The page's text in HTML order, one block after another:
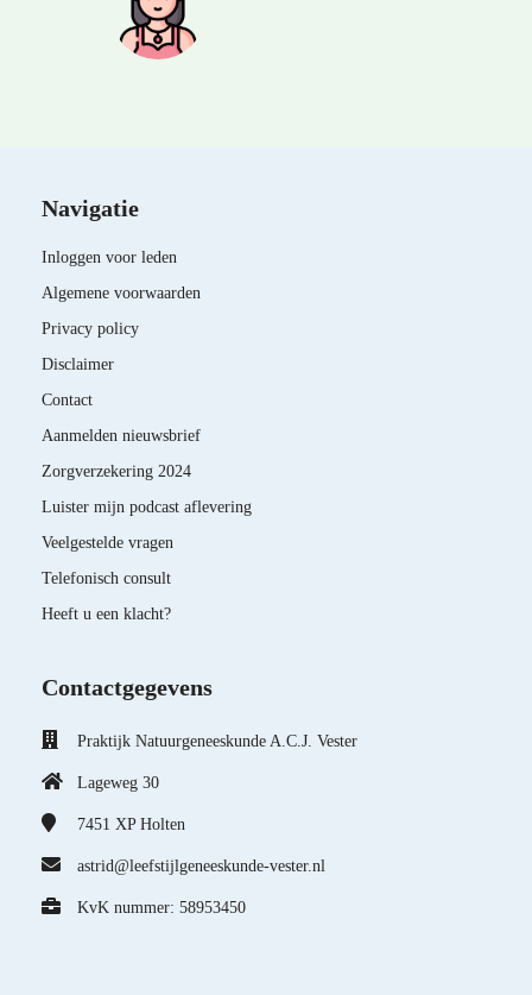
Navigatie
Inloggen voor leden
Algemene voorwaarden
Privacy policy
Disclaimer
Contact
Aanmelden nieuwsbrief
Zorgverzekering 2024
Luister mijn podcast aflevering
Veelgestelde vragen
Telefonisch consult
Heeft u een klacht?
Contactgegevens
Praktijk Natuurgeneeskunde A.C.J. Vester
Lageweg 30
7451 XP Holten
astrid@leefstijlgeneeskunde-vester.nl
KvK nummer: 58953450